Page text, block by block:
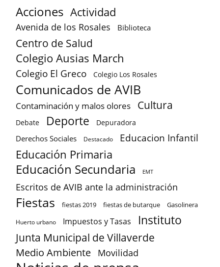
Acciones Actividad
Avenida de los Rosales Biblioteca
Centro de Salud
Colegio Ausias March
Colegio El Greco Colegio Los Rosales
Comunicados de AVIB
Contaminación y malos olores Cultura
Debate Deporte Depuradora
Derechos Sociales Destacado Educacion Infantil
Educación Primaria
Educación Secundaria EMT
Escritos de AVIB ante la administración
Fiestas fiestas 2019 fiestas de butarque Gasolinera
Huerto urbano Impuestos y Tasas Instituto
Junta Municipal de Villaverde
Medio Ambiente Movilidad